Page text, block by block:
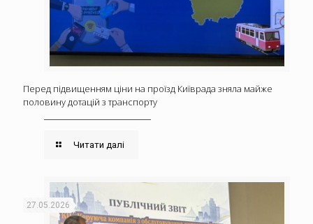
Перед підвищенням ціни на проїзд Київрада зняла майже
половину дотацій з транспорту
Читати далі
27.05.2026